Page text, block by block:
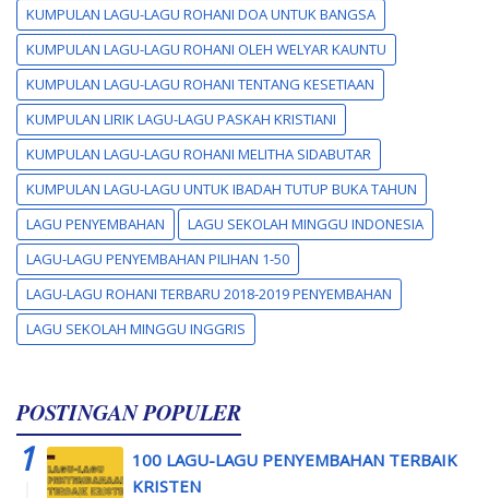
KUMPULAN LAGU-LAGU ROHANI DOA UNTUK BANGSA
KUMPULAN LAGU-LAGU ROHANI OLEH WELYAR KAUNTU
KUMPULAN LAGU-LAGU ROHANI TENTANG KESETIAAN
KUMPULAN LIRIK LAGU-LAGU PASKAH KRISTIANI
KUMPULAN LAGU-LAGU ROHANI MELITHA SIDABUTAR
KUMPULAN LAGU-LAGU UNTUK IBADAH TUTUP BUKA TAHUN
LAGU PENYEMBAHAN
LAGU SEKOLAH MINGGU INDONESIA
LAGU-LAGU PENYEMBAHAN PILIHAN 1-50
LAGU-LAGU ROHANI TERBARU 2018-2019 PENYEMBAHAN
LAGU SEKOLAH MINGGU INGGRIS
POSTINGAN POPULER
100 LAGU-LAGU PENYEMBAHAN TERBAIK
KRISTEN